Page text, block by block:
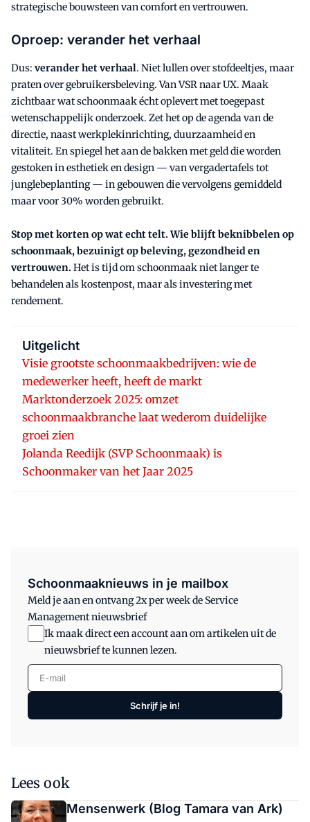
strategische bouwsteen van comfort en vertrouwen.
Oproep: verander het verhaal
Dus: verander het verhaal. Niet lullen over stofdeeltjes, maar
praten over gebruikersbeleving. Van VSR naar UX. Maak
zichtbaar wat schoonmaak écht oplevert met toegepast
wetenschappelijk onderzoek. Zet het op de agenda van de
directie, naast werkplekinrichting, duurzaamheid en
vitaliteit. En spiegel het aan de bakken met geld die worden
gestoken in esthetiek en design — van vergadertafels tot
junglebeplanting — in gebouwen die vervolgens gemiddeld
maar voor 30% worden gebruikt.
Stop met korten op wat echt telt. Wie blijft beknibbelen op
schoonmaak, bezuinigt op beleving, gezondheid en
vertrouwen. Het is tijd om schoonmaak niet langer te
behandelen als kostenpost, maar als investering met
rendement.
Uitgelicht
Visie grootste schoonmaakbedrijven: wie de
medewerker heeft, heeft de markt
Marktonderzoek 2025: omzet
schoonmaakbranche laat wederom duidelijke
groei zien
Jolanda Reedijk (SVP Schoonmaak) is
Schoonmaker van het Jaar 2025
Schoonmaaknieuws in je mailbox
Meld je aan en ontvang 2x per week de Service
Management nieuwsbrief
Ik maak direct een account aan om artikelen uit de
nieuwsbrief te kunnen lezen.
E-mail
Schrijf je in!
Lees ook
Mensenwerk (Blog Tamara van Ark)